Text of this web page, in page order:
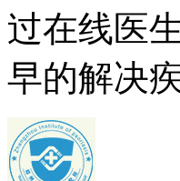
过在线医
早的解决